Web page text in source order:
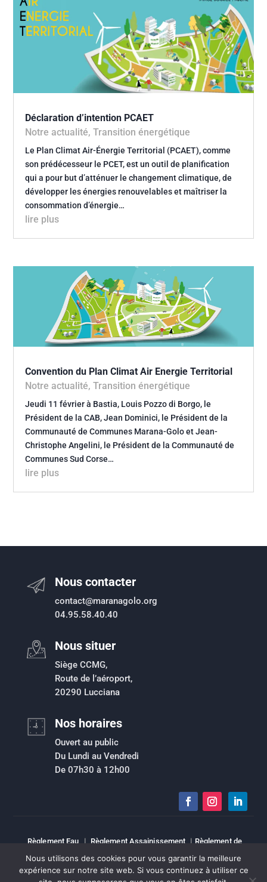
Déclaration d’intention PCAET
Notre actualité,Transition énergétique
Le Plan Climat Air-Énergie Territorial (PCAET), comme
son prédécesseur le PCET, est un outil de planification
qui a pour but d’atténuer le changement climatique, de
développer les énergies renouvelables et maîtriser la
consommation d’énergie…
lire plus
Convention du Plan Climat Air Energie Territorial
Notre actualité,Transition énergétique
Jeudi 11 février à Bastia, Louis Pozzo di Borgo, le
Président de la CAB, Jean Dominici, le Président de la
Communauté de Communes Marana-Golo et Jean-
Christophe Angelini, le Président de la Communauté de
Communes Sud Corse…
lire plus
Nous contacter
contact@maranagolo.org
04.95.58.40.40
Nous situer
Siège CCMG,
Route de l’aéroport,
20290 Lucciana
Nos horaires
Ouvert au public
Du Lundi au Vendredi
De 07h30 à 12h00
Règlement Eau | Règlement Assainissement | Règlement de
risque inondation| Intranet| Espace élu |Mentions légales|
Sitemap
Nous utilisons des cookies pour vous garantir la meilleure
expérience sur notre site web. Si vous continuez à utiliser ce